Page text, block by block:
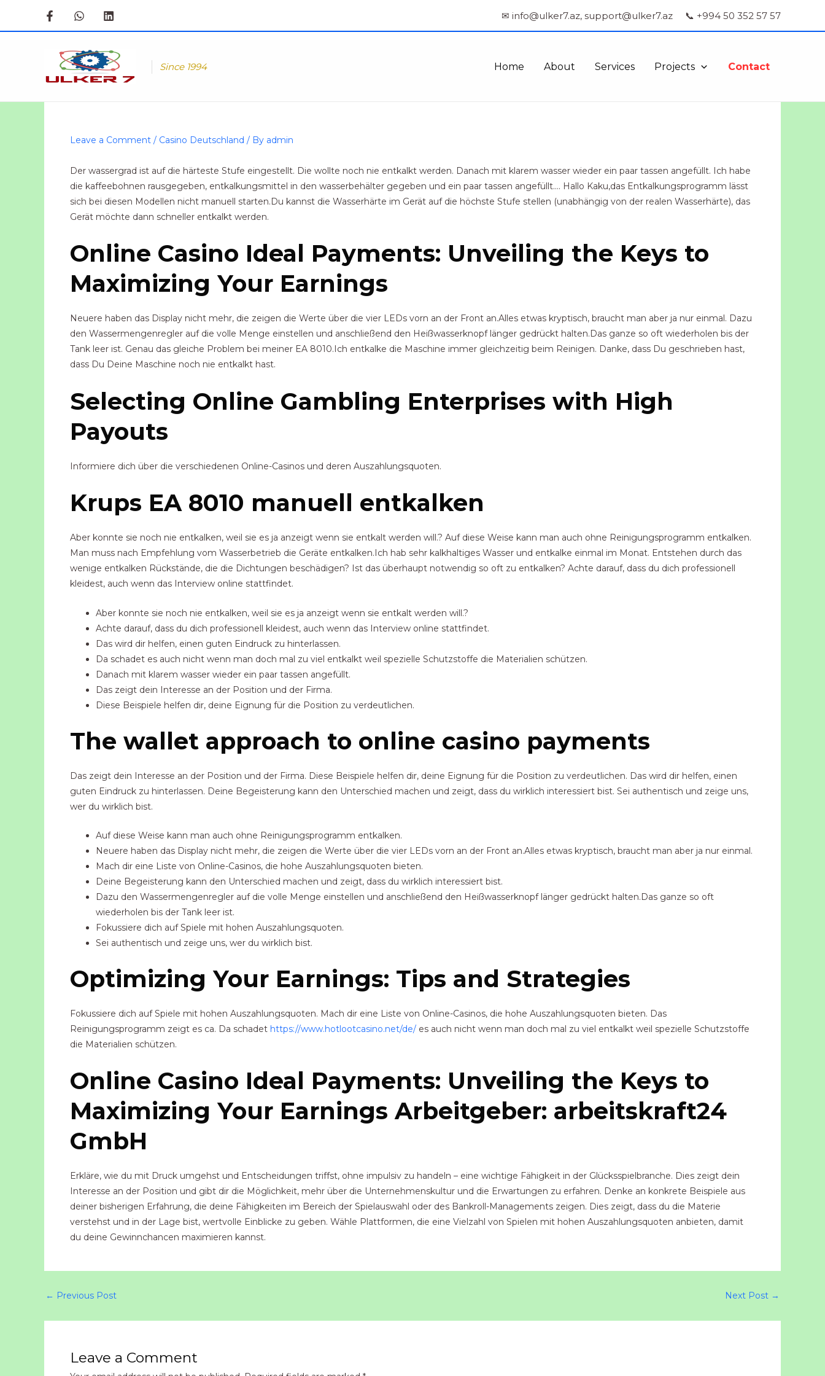
✉ info@ulker7.az, support@ulker7.az 📞 +994 50 352 57 57
Since 1994 Home About Services Projects Contact
Leave a Comment / Casino Deutschland / By admin
Der wassergrad ist auf die härteste Stufe eingestellt. Die wollte noch nie entkalkt werden. Danach mit klarem wasser wieder ein paar tassen angefüllt. Ich habe
die kaffeebohnen rausgegeben, entkalkungsmittel in den wasserbehälter gegeben und ein paar tassen angefüllt…. Hallo Kaku,das Entkalkungsprogramm lässt
sich bei diesen Modellen nicht manuell starten.Du kannst die Wasserhärte im Gerät auf die höchste Stufe stellen (unabhängig von der realen Wasserhärte), das
Gerät möchte dann schneller entkalkt werden.
Online Casino Ideal Payments: Unveiling the Keys to
Maximizing Your Earnings
Neuere haben das Display nicht mehr, die zeigen die Werte über die vier LEDs vorn an der Front an.Alles etwas kryptisch, braucht man aber ja nur einmal. Dazu
den Wassermengenregler auf die volle Menge einstellen und anschließend den Heißwasserknopf länger gedrückt halten.Das ganze so oft wiederholen bis der
Tank leer ist. Genau das gleiche Problem bei meiner EA 8010.Ich entkalke die Maschine immer gleichzeitig beim Reinigen. Danke, dass Du geschrieben hast,
dass Du Deine Maschine noch nie entkalkt hast.
Selecting Online Gambling Enterprises with High
Payouts
Informiere dich über die verschiedenen Online-Casinos und deren Auszahlungsquoten.
Krups EA 8010 manuell entkalken
Aber konnte sie noch nie entkalken, weil sie es ja anzeigt wenn sie entkalt werden will.? Auf diese Weise kann man auch ohne Reinigungsprogramm entkalken.
Man muss nach Empfehlung vom Wasserbetrieb die Geräte entkalken.Ich hab sehr kalkhaltiges Wasser und entkalke einmal im Monat. Entstehen durch das
wenige entkalken Rückstände, die die Dichtungen beschädigen? Ist das überhaupt notwendig so oft zu entkalken? Achte darauf, dass du dich professionell
kleidest, auch wenn das Interview online stattfindet.
Aber konnte sie noch nie entkalken, weil sie es ja anzeigt wenn sie entkalt werden will.?
Achte darauf, dass du dich professionell kleidest, auch wenn das Interview online stattfindet.
Das wird dir helfen, einen guten Eindruck zu hinterlassen.
Da schadet es auch nicht wenn man doch mal zu viel entkalkt weil spezielle Schutzstoffe die Materialien schützen.
Danach mit klarem wasser wieder ein paar tassen angefüllt.
Das zeigt dein Interesse an der Position und der Firma.
Diese Beispiele helfen dir, deine Eignung für die Position zu verdeutlichen.
The wallet approach to online casino payments
Das zeigt dein Interesse an der Position und der Firma. Diese Beispiele helfen dir, deine Eignung für die Position zu verdeutlichen. Das wird dir helfen, einen
guten Eindruck zu hinterlassen. Deine Begeisterung kann den Unterschied machen und zeigt, dass du wirklich interessiert bist. Sei authentisch und zeige uns,
wer du wirklich bist.
Auf diese Weise kann man auch ohne Reinigungsprogramm entkalken.
Neuere haben das Display nicht mehr, die zeigen die Werte über die vier LEDs vorn an der Front an.Alles etwas kryptisch, braucht man aber ja nur einmal.
Mach dir eine Liste von Online-Casinos, die hohe Auszahlungsquoten bieten.
Deine Begeisterung kann den Unterschied machen und zeigt, dass du wirklich interessiert bist.
Dazu den Wassermengenregler auf die volle Menge einstellen und anschließend den Heißwasserknopf länger gedrückt halten.Das ganze so oft
wiederholen bis der Tank leer ist.
Fokussiere dich auf Spiele mit hohen Auszahlungsquoten.
Sei authentisch und zeige uns, wer du wirklich bist.
Optimizing Your Earnings: Tips and Strategies
Fokussiere dich auf Spiele mit hohen Auszahlungsquoten. Mach dir eine Liste von Online-Casinos, die hohe Auszahlungsquoten bieten. Das
Reinigungsprogramm zeigt es ca. Da schadet https://www.hotlootcasino.net/de/ es auch nicht wenn man doch mal zu viel entkalkt weil spezielle Schutzstoffe
die Materialien schützen.
Online Casino Ideal Payments: Unveiling the Keys to
Maximizing Your Earnings Arbeitgeber: arbeitskraft24
GmbH
Erkläre, wie du mit Druck umgehst und Entscheidungen triffst, ohne impulsiv zu handeln – eine wichtige Fähigkeit in der Glücksspielbranche. Dies zeigt dein
Interesse an der Position und gibt dir die Möglichkeit, mehr über die Unternehmenskultur und die Erwartungen zu erfahren. Denke an konkrete Beispiele aus
deiner bisherigen Erfahrung, die deine Fähigkeiten im Bereich der Spielauswahl oder des Bankroll-Managements zeigen. Dies zeigt, dass du die Materie
verstehst und in der Lage bist, wertvolle Einblicke zu geben. Wähle Plattformen, die eine Vielzahl von Spielen mit hohen Auszahlungsquoten anbieten, damit
du deine Gewinnchancen maximieren kannst.
← Previous Post Next Post →
Leave a Comment